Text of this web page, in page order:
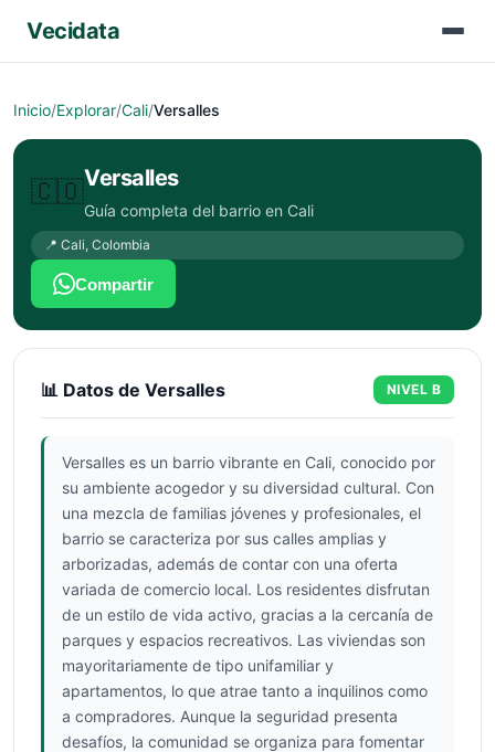
Vecidata
Inicio/Explorar/Cali/Versalles
🇨🇴Versalles
Guía completa del barrio en Cali
📍 Cali, Colombia
Compartir
📊 Datos de Versalles NIVEL B
Versalles es un barrio vibrante en Cali, conocido por
su ambiente acogedor y su diversidad cultural. Con
una mezcla de familias jóvenes y profesionales, el
barrio se caracteriza por sus calles amplias y
arborizadas, además de contar con una oferta
variada de comercio local. Los residentes disfrutan
de un estilo de vida activo, gracias a la cercanía de
parques y espacios recreativos. Las viviendas son
mayoritariamente de tipo unifamiliar y
apartamentos, lo que atrae tanto a inquilinos como
a compradores. Aunque la seguridad presenta
desafíos, la comunidad se organiza para fomentar